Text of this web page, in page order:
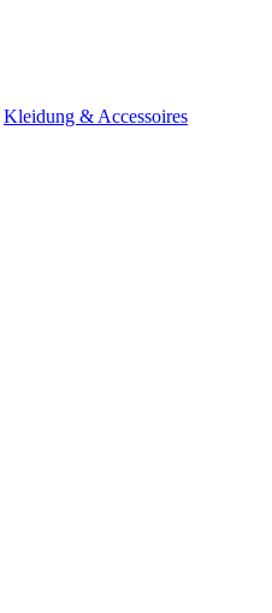
Kleidung & Accessoires